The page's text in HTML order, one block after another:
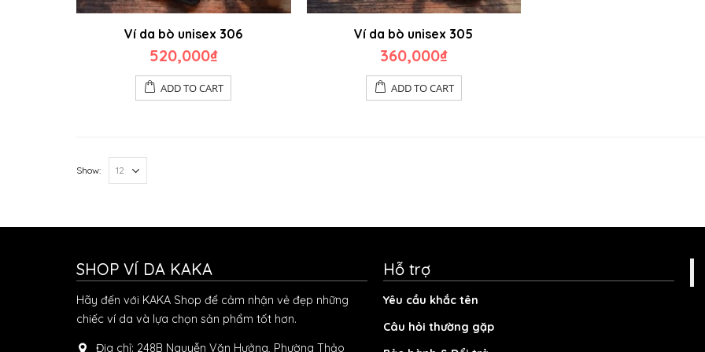
Ví da bò unisex 306
520,000₫
ADD TO CART
Ví da bò unisex 305
360,000₫
ADD TO CART
Show:
SHOP VÍ DA KAKA
Hãy đến với KAKA Shop để cảm nhận vẻ đẹp những
chiếc ví da và lựa chọn sản phẩm tốt hơn.
Địa chỉ: 248B Nguyễn Văn Hưởng, Phường Thảo
Hỗ trợ
Yêu cầu khắc tên
Câu hỏi thường gặp